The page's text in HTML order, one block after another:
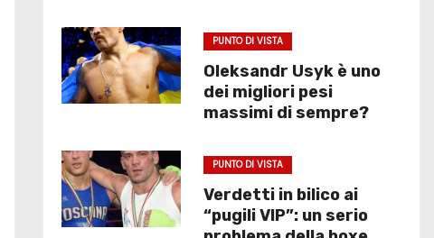
PUNTO DI VISTA
Oleksandr Usyk è uno
dei migliori pesi
massimi di sempre?
PUNTO DI VISTA
Verdetti in bilico ai
“pugili VIP”: un serio